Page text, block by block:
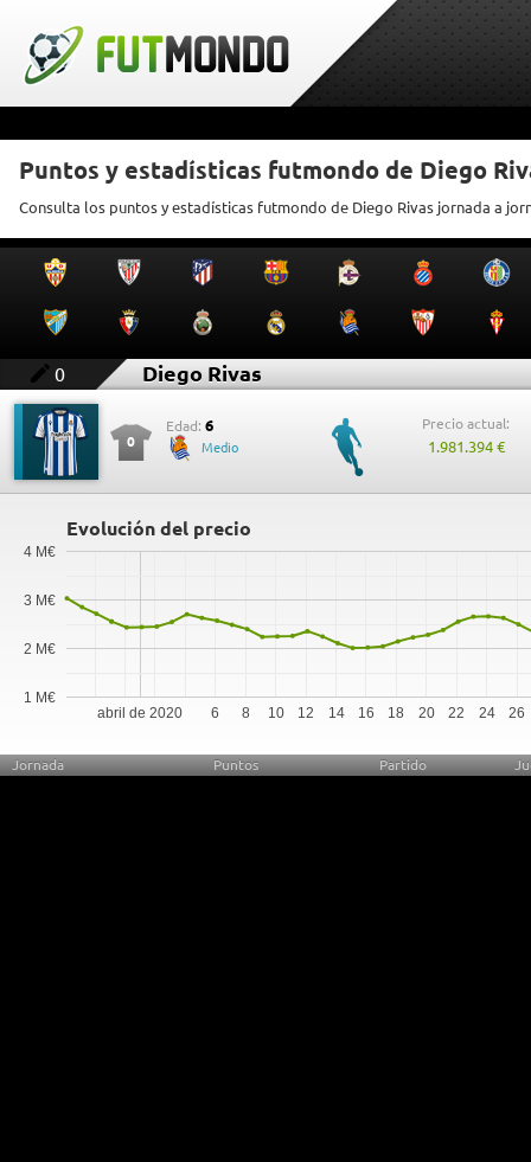
Puntos y estadísticas futmondo de Diego
Consulta los puntos y estadísticas futmondo de Diego Rivas jornada a
0 Diego Rivas
0
Edad: 6
Medio
Precio actual:
1.981.394 €
Evolución del precio
abril de 2020 6 8 10 12 14 16 18 20 22 24 26
1 M€
2 M€
3 M€
4 M€
Jornada Puntos Partido